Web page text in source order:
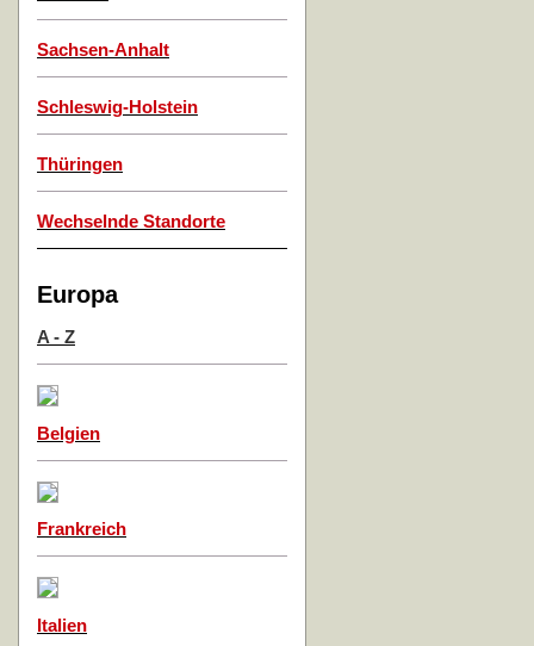
Sachsen-Anhalt
Schleswig-Holstein
Thüringen
Wechselnde Standorte
Europa
A - Z
Belgien
Frankreich
Italien